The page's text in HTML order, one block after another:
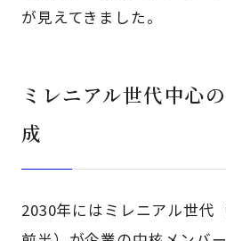
が見えてきました。
ミレニアル世代中心
成
2030年にはミレニアル世代